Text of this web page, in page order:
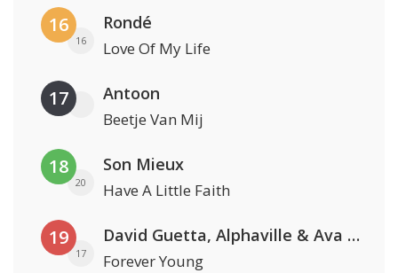
16
16
Rondé
Love Of My Life
17 Antoon
Beetje Van Mij
18
20
Son Mieux
Have A Little Faith
19
17
David Guetta, Alphaville & Ava Max
Forever Young